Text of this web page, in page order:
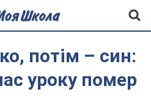
потім – син:
уроку помер